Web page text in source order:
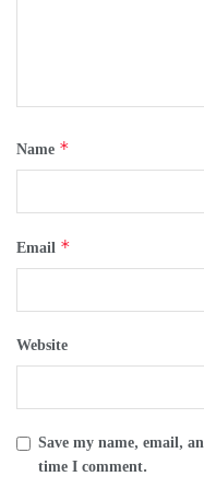
Name *
Email *
Website
Save my name, email,
time I comment.